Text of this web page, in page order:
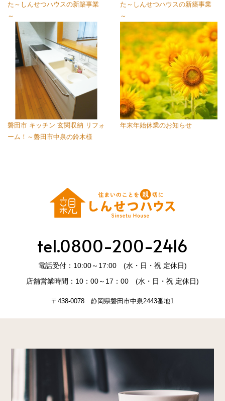
た～しんせつハウスの新築事業
～
た～しんせつハウスの新築事業
～
磐田市 キッチン 玄関収納 リフォ
ーム！～磐田市中泉の鈴木様
年末年始休業のお知らせ
tel.0800-200-2416
電話受付：10:00～17:00 (水・日・祝 定休日)
店舗営業時間：10：00～17：00 (水・日・祝 定休日)
〒438-0078 静岡県磐田市中泉2443番地1